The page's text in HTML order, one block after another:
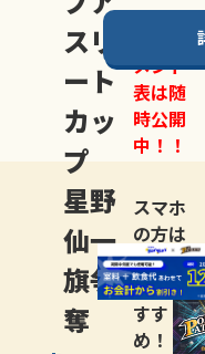
スリ
ート
カッ
プ
星野
仙一
旗争
奪
メント
表は随
時公開
中！！
スマホ
の方は
LINE登
録がお
すす
め！